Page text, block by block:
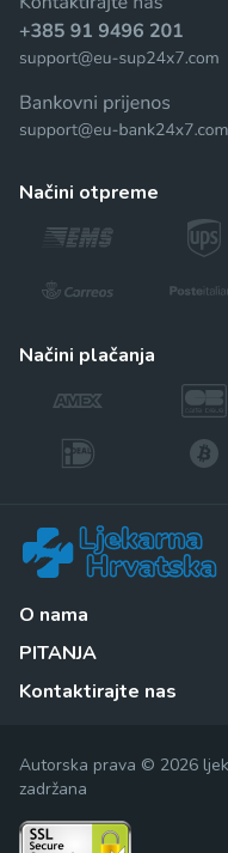
načini otpreme
načini plačanja
O nama
PITANJA
Kontaktirajte nas
Autorska prava © 2026
zadržana